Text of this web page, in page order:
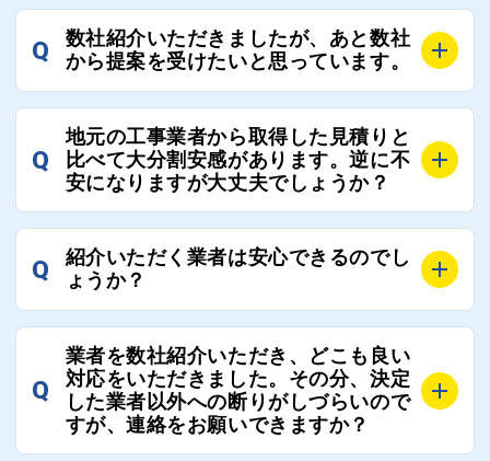
選定基準はお客様によって異なりますが、価格はもち
ろんのこと、実績面や保証面、担当者の人柄や社歴、
し、総合的に判断ください。
また、選定に迷った際などは屋根コネクト事務局へご
連絡いただければ、お客様の屋根修理を全面的にフォ
ローさせていただきます。お気軽にご相談ください。
Q
数社紹介いただきましたが、あと数社
から提案を受けたいと思っています。
全国300社以上の登録業者がございますので、プラス
でご紹介の要望をいただければ、即時屋根コネクトに
て対応させていただきます。お気軽にお申し付けくだ
Q
地元の工事業者から取得した見積りと
比べて大分割安感があります。逆に不
安になりますが大丈夫でしょうか？
残念ながら、リフォーム業界は費用の内訳に不透明な
部分が多く、一見同じ工事でも１００万円以上の差が
屋根コネクトではそのような不安を抱えてしまう屋根
の修理において、適正で公正な工事業者選びのお手伝
いをさせていただくサイトでございます。
まだまだそのような業界だからこそ比較が重要になり
ますので、是非屋根コネクトを活用ください。
Q
紹介いただく業者は安心できるのでし
ょうか？
屋根コネクトでは、お客様の安心を支える「優良工事
業者チェック制度」を設けております。
屋根コネクトにて定期的にお客様アンケートを実施
し、そこで評価の低かった業者は事実確認の上で、屋
根コネクトの判断により即時登録を解除できる契約と
Q
業者を数社紹介いただき、どこも良い
対応をいただきました。その分、決定
した業者以外への断りがしづらいので
すが、連絡をお願いできますか？